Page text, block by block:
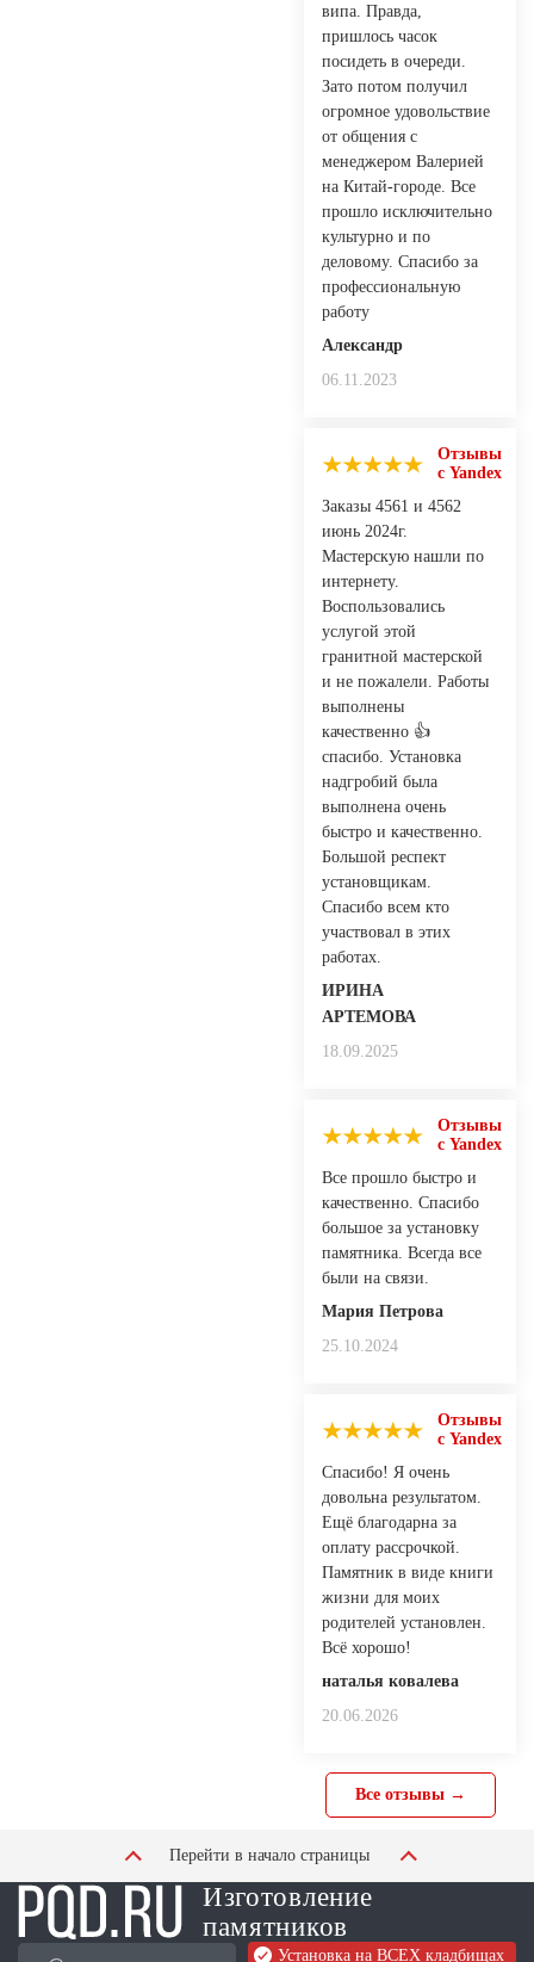
випа. Правда,
пришлось часок
посидеть в очереди.
Зато потом получил
огромное удовольствие
от общения с
менеджером Валерией
на Китай-городе. Все
прошло исключительно
культурно и по
деловому. Спасибо за
профессиональную
работу
Александр
06.11.2023
Отзывы
с Yandex
Заказы 4561 и 4562
июнь 2024г.
Мастерскую нашли по
интернету.
Воспользовались
услугой этой
гранитной мастерской
и не пожалели. Работы
выполнены
качественно 👍
спасибо. Установка
надгробий была
выполнена очень
быстро и качественно.
Большой респект
установщикам.
Спасибо всем кто
участвовал в этих
работах.
ИРИНА
АРТЕМОВА
18.09.2025
Отзывы
с Yandex
Все прошло быстро и
качественно. Спасибо
большое за установку
памятника. Всегда все
были на связи.
Мария Петрова
25.10.2024
Отзывы
с Yandex
Спасибо! Я очень
довольна результатом.
Ещё благодарна за
оплату рассрочкой.
Памятник в виде книги
жизни для моих
родителей установлен.
Всё хорошо!
наталья ковалева
20.06.2026
Все отзывы →
Перейти в начало страницы
Изготовление
памятников
Установка на ВСЕХ кладбищах